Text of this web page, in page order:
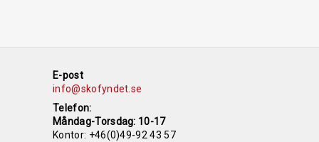
E-post
info@skofyndet.se
Telefon:
Måndag-Torsdag: 10-17
Kontor: +46(0)49-92 43 57